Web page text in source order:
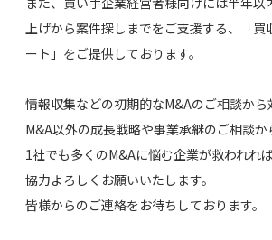
上げから案件探しまでをご支援する、「買
ート」をご提供しております。
情報収集などの初期的なM&Aのご相談から
M&A以外の成長戦略や事業承継のご相談か
1社でも多くのM&Aに悩む企業が救われれ
協力よろしくお願いいたします。
皆様からのご連絡をお待ちしております。